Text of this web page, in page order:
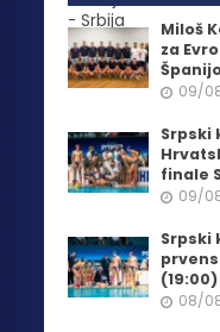
Miloš
za
09/
Srpski
finale
09/
Srpski
(19:00)
08/